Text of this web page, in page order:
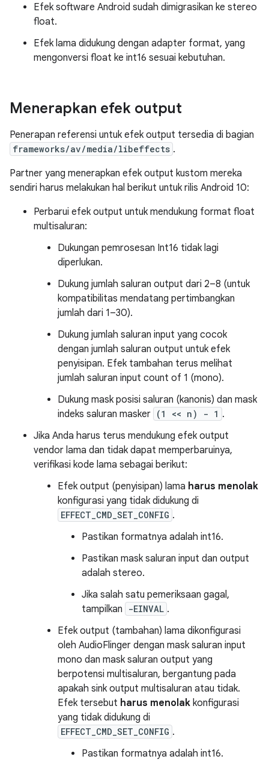
Efek software Android sudah dimigrasikan ke stereo
float.
Efek lama didukung dengan adapter format, yang
mengonversi float ke int16 sesuai kebutuhan.
Menerapkan efek output
Penerapan referensi untuk efek output tersedia di bagian
frameworks/av/media/libeffects .
Partner yang menerapkan efek output kustom mereka
sendiri harus melakukan hal berikut untuk rilis Android 10:
Perbarui efek output untuk mendukung format float
multisaluran:
Dukungan pemrosesan Int16 tidak lagi
diperlukan.
Dukung jumlah saluran output dari 2–8 (untuk
kompatibilitas mendatang pertimbangkan
jumlah dari 1–30).
Dukung jumlah saluran input yang cocok
dengan jumlah saluran output untuk efek
penyisipan. Efek tambahan terus melihat
jumlah saluran input count of 1 (mono).
Dukung mask posisi saluran (kanonis) dan mask
indeks saluran masker (1 << n) - 1 .
Jika Anda harus terus mendukung efek output
vendor lama dan tidak dapat memperbaruinya,
verifikasi kode lama sebagai berikut:
Efek output (penyisipan) lama harus menolak
konfigurasi yang tidak didukung di
EFFECT_CMD_SET_CONFIG .
Pastikan formatnya adalah int16.
Pastikan mask saluran input dan output
adalah stereo.
Jika salah satu pemeriksaan gagal,
tampilkan
-EINVAL .
Efek output (tambahan) lama dikonfigurasi
oleh AudioFlinger dengan mask saluran input
mono dan mask saluran output yang
berpotensi multisaluran, bergantung pada
apakah sink output multisaluran atau tidak.
Efek tersebut harus menolak konfigurasi
yang tidak didukung di
EFFECT_CMD_SET_CONFIG .
Pastikan formatnya adalah int16.